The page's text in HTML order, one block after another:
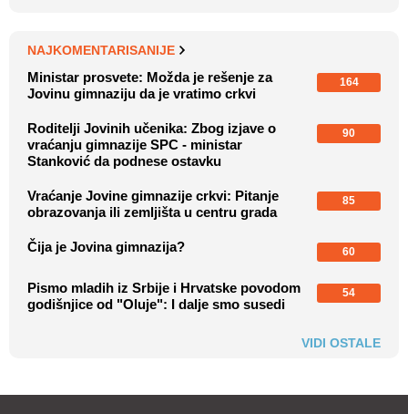
NAJKOMENTARISANIJE
Ministar prosvete: Možda je rešenje za
Jovinu gimnaziju da je vratimo crkvi
164
Roditelji Jovinih učenika: Zbog izjave o
vraćanju gimnazije SPC - ministar
Stanković da podnese ostavku
90
Vraćanje Jovine gimnazije crkvi: Pitanje
obrazovanja ili zemljišta u centru grada
85
Čija je Jovina gimnazija? 60
Pismo mladih iz Srbije i Hrvatske povodom
godišnjice od "Oluje": I dalje smo susedi
54
VIDI OSTALE